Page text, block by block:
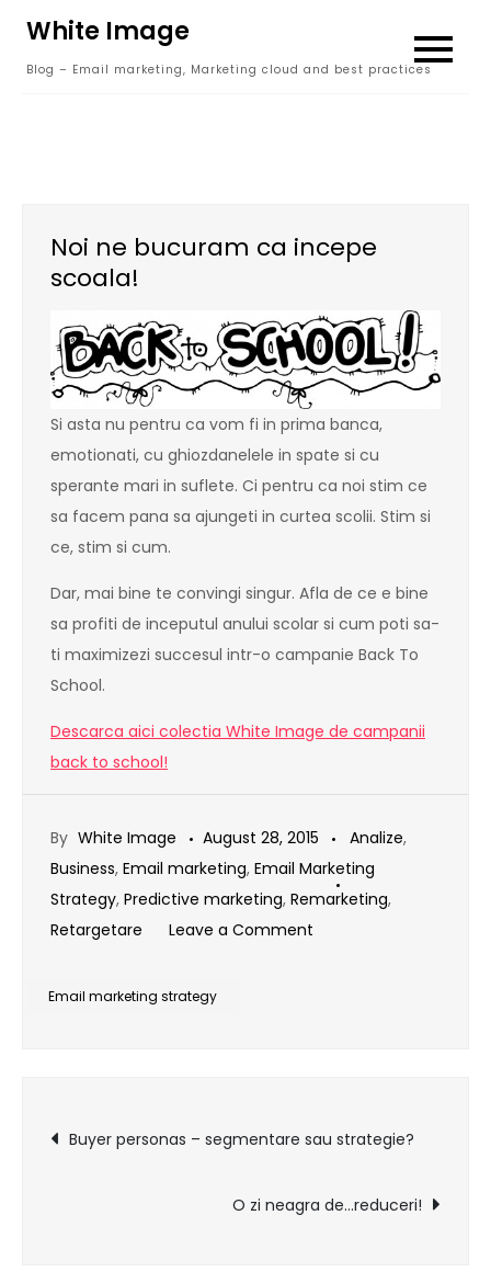
content
White Image
Blog – Email marketing, Marketing cloud and best practices
Noi ne bucuram ca incepe
scoala!
Si asta nu pentru ca vom fi in prima banca,
emotionati, cu ghiozdanelele in spate si cu
sperante mari in suflete. Ci pentru ca noi stim ce
sa facem pana sa ajungeti in curtea scolii. Stim si
ce, stim si cum.
Dar, mai bine te convingi singur. Afla de ce e bine
sa profiti de inceputul anului scolar si cum poti sa-
ti maximizezi succesul intr-o campanie Back To
School.
Descarca aici colectia White Image de campanii
back to school!
By White Image August 28, 2015 Analize,
Business, Email marketing, Email Marketing
Strategy, Predictive marketing, Remarketing,
Retargetare
Leave a Comment
Email marketing strategy
Post
navigation
Buyer personas – segmentare sau strategie?
O zi neagra de…reduceri!